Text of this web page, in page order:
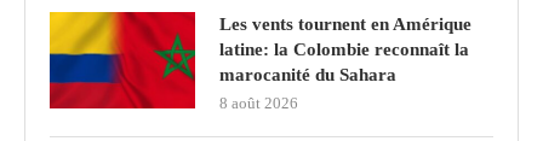
Les vents tournent en Amérique
latine: la Colombie reconnaît la
marocanité du Sahara
8 août 2026